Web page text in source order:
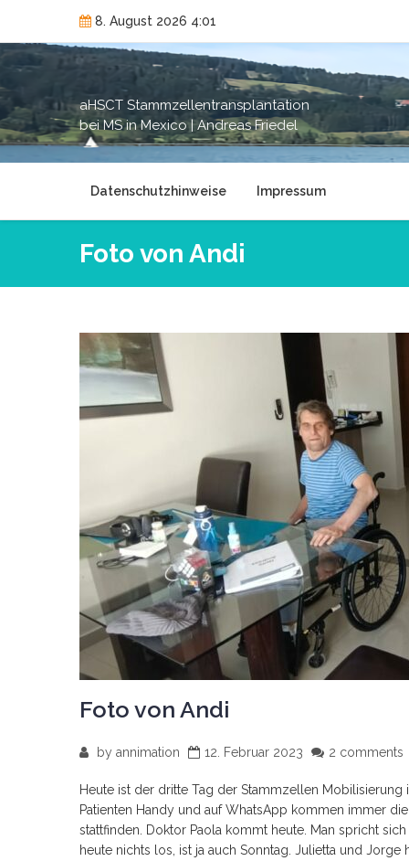
content
8. August 2026 4:01
aHSCT Stammzellentransplantation
bei MS in Mexico | Andreas Friedel
Datenschutzhinweise Impressum
Foto von Andi
Foto von Andi
by annimation 12. Februar 2023 2 comments
Heute ist der dritte Tag der Stammzellen
Patienten Handy und auf WhatsApp kommen immer
stattfinden. Doktor Paola kommt heute. Man spricht
heute nichts los, ist ja auch Sonntag. Julietta und